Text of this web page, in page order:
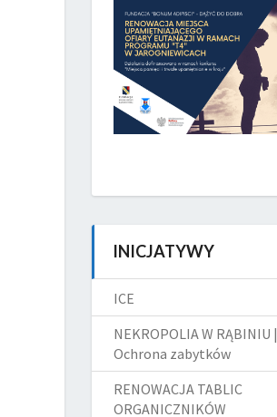
INICJATYWY
ICE
NEKROPOLIA W RĄBINIU |
Ochrona zabytków
RENOWACJA TABLIC
ORGANICZNIKÓW